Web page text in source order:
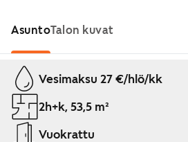
AsuntoTalon kuvat
Näytetään dia 1 / 1
Vesimaksu 27 €/hlö/kk
2h+k, 53,5 m²
Vuokrattu